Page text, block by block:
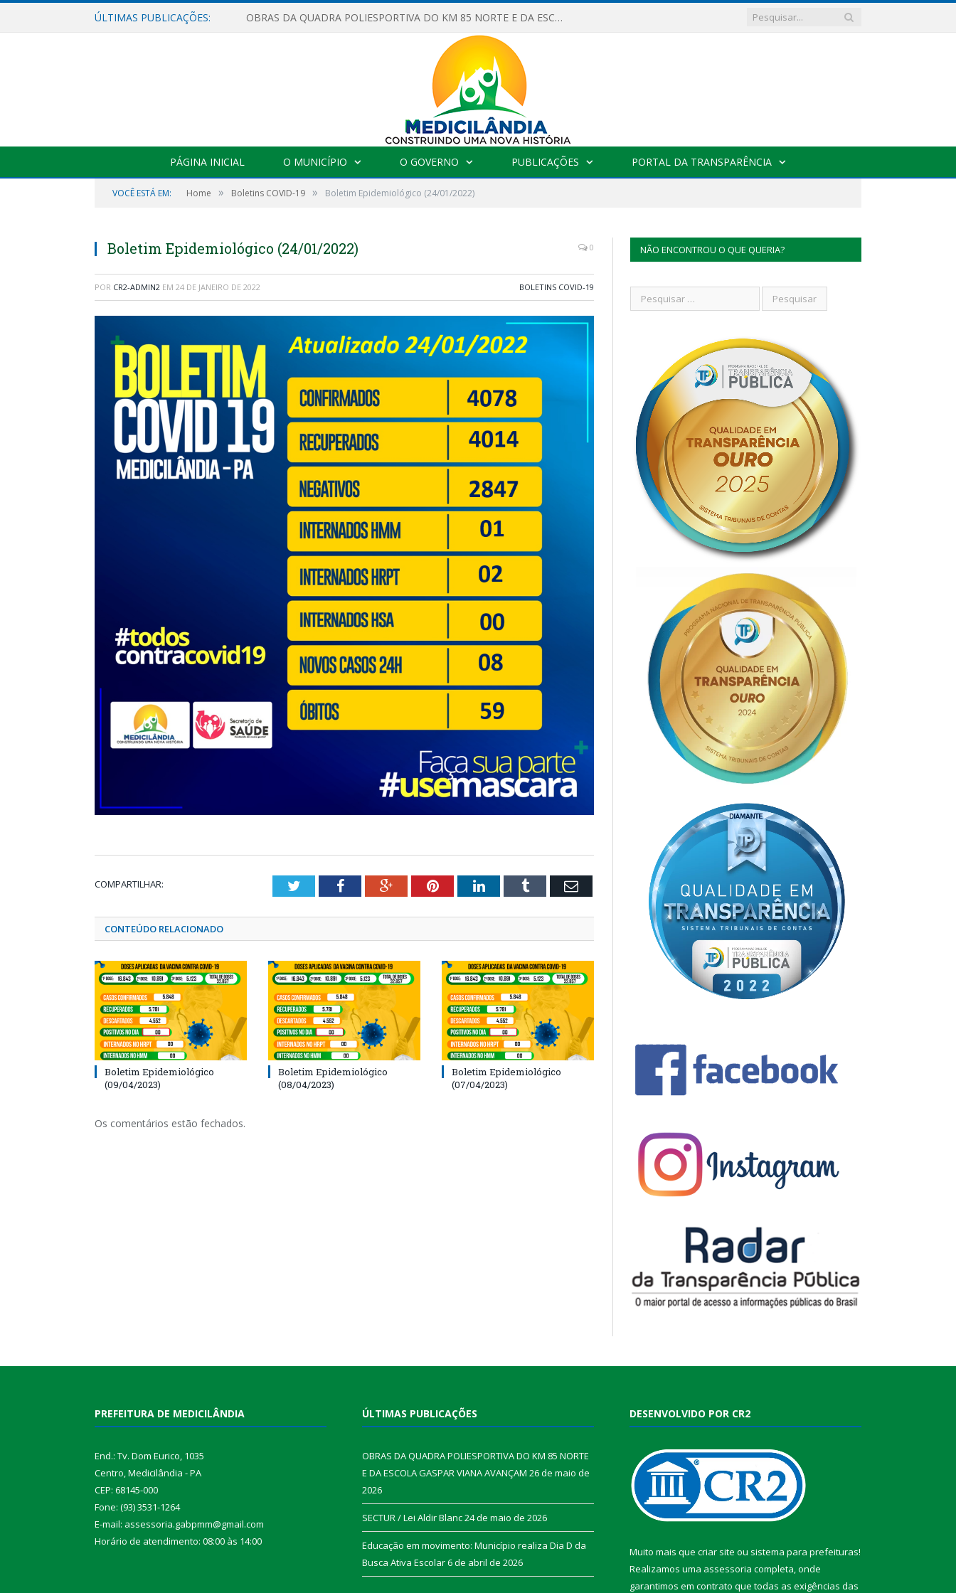
ÚLTIMAS PUBLICAÇÕES: OBRAS DA QUADRA POLIESPORTIVA DO KM 85 NORTE E DA ESCOLA GASPAR VIANA AVANÇAM
PÁGINA INICIAL O MUNICÍPIO O GOVERNO PUBLICAÇÕES PORTAL DA TRANSPARÊNCIA
VOCÊ ESTÁ EM: Home » Boletins COVID-19 » Boletim Epidemiológico (24/01/2022)
Boletim Epidemiológico (24/01/2022) 0
POR CR2-ADMIN2 EM 24 DE JANEIRO DE 2022 BOLETINS COVID-19
COMPARTILHAR: TwitterFacebookGoogle+PinterestLinkedInTumblr Email
CONTEÚDO RELACIONADO
Boletim Epidemiológico
(09/04/2023)
Boletim Epidemiológico
(08/04/2023)
Boletim Epidemiológico
(07/04/2023)
Os comentários estão fechados.
NÃO ENCONTROU O QUE QUERIA?
PREFEITURA DE MEDICILÂNDIA
End.: Tv. Dom Eurico, 1035
Centro, Medicilândia - PA
CEP: 68145-000
Fone: (93) 3531-1264
E-mail: assessoria.gabpmm@gmail.com
Horário de atendimento: 08:00 às 14:00
ÚLTIMAS PUBLICAÇÕES
OBRAS DA QUADRA POLIESPORTIVA DO KM 85 NORTE
E DA ESCOLA GASPAR VIANA AVANÇAM 26 de maio de
2026
SECTUR / Lei Aldir Blanc24 de maio de 2026
Educação em movimento: Município realiza Dia D da
Busca Ativa Escolar6 de abril de 2026
DESENVOLVIDO POR CR2
Muito mais que criar site ou sistema para prefeituras!
Realizamos uma assessoria completa, onde
garantimos em contrato que todas as exigências das